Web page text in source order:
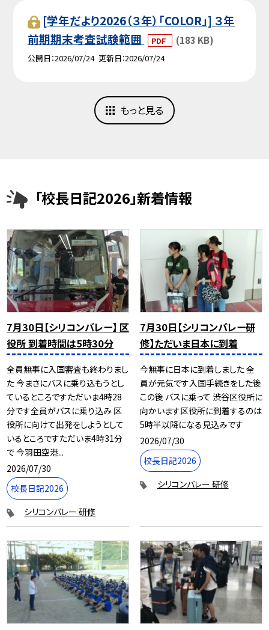
[学年だより2026（３年）「COLOR」] ３年
前期期末考査試験範囲
PDF (183 KB)
公開日 2026/07/24 更新日 2026/07/24
もっと見る
「校長日記2026」新着情報
7月30日【シリコンバレー】 区
役所 到着時間は5時30分
全員無事に入国審査も終わりまし
た 今まさにバスに乗り込もうとし
ているところですただいま4時28
分です全員がバスに乗り込み 区
役所に向けて出発をしようとして
いるところですただいま4時31分
で 今羽田空港...
2026/07/30
校長日記2026
シリコンバレー 研修
7月30日【シリコンバレー研
修】ただいま日本に到着
今無事に日本に到着しました 全
員が元気です入国手続きをした後
この後 バスに乗って 渋谷区役所に
向かいます区役所に到着するのは
5時半以降になる見込みです
2026/07/30
校長日記2026
シリコンバレー 研修